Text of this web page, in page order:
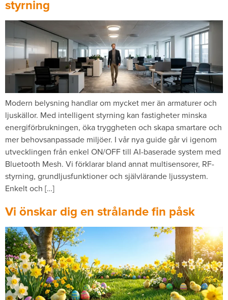
styrning
Modern belysning handlar om mycket mer än armaturer och
ljuskällor. Med intelligent styrning kan fastigheter minska
energiförbrukningen, öka tryggheten och skapa smartare och
mer behovsanpassade miljöer. I vår nya guide går vi igenom
utvecklingen från enkel ON/OFF till AI-baserade system med
Bluetooth Mesh. Vi förklarar bland annat multisensorer, RF-
styrning, grundljusfunktioner och självlärande ljussystem.
Enkelt och […]
Vi önskar dig en strålande fin påsk